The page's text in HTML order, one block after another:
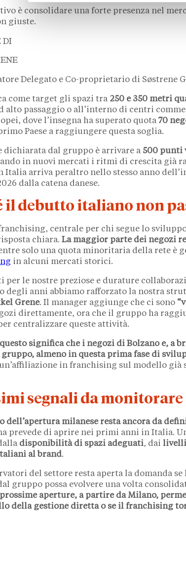
è consolidare una forte presenza nel
giuste.
DI
Delegato e Co-proprietario di Søstrene
come target gli spazi tra 250 e 350 metri
alto passaggio o all’interno di centri
dove l’insegna ha superato quota 70
Paese a raggiungere questa soglia.
dichiarata dal gruppo è arrivare a 500 punti
in nuovi mercati i ritmi di crescita già
Italia arriva peraltro nello stesso anno
dalla catena danese.
il debutto italiano non
centrale per chi segue lo
chiara. La maggior parte dei negozi
solo una quota minoritaria della rete è
in alcuni mercati storici.
per le nostre preziose e durature
degli anni abbiamo rafforzato la nostra
Grene. Il manager aggiunge che ci sono
direttamente, ora che il gruppo ha
centralizzare queste attività.
significa che i negozi di Bolzano e, a
almeno in questa prima fase di
in franchising sul modello già
segnali da monitorare
dell’apertura milanese resta ancora da
prevede di aprire nei primi anni in Italia.
disponibilità di spazi adeguati, dai
al brand.
del settore resta aperta la domanda
gruppo possa evolvere una volta
aperture, a partire da Milano,
della gestione diretta o se il franchising